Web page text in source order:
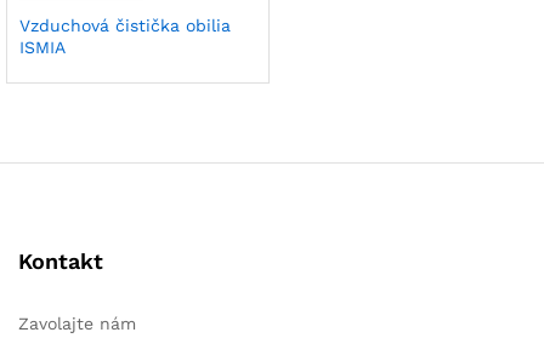
Vzduchová čistička obilia
ISMIA
Kontakt
Zavolajte nám